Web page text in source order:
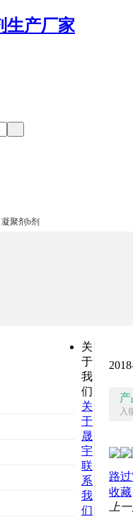
凝聚剂b剂
产
入
路过
收藏
上
关
于
我
们
关
于
晟
宇
联
系
我
们